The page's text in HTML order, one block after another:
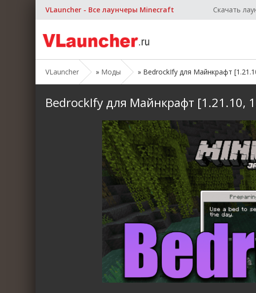
VLauncher - Все лаунчеры Minecraft Скачать
VLauncher » Моды » BedrockIfy для Майнкрафт
BedrockIfy для Майнкрафт [1.21.10,